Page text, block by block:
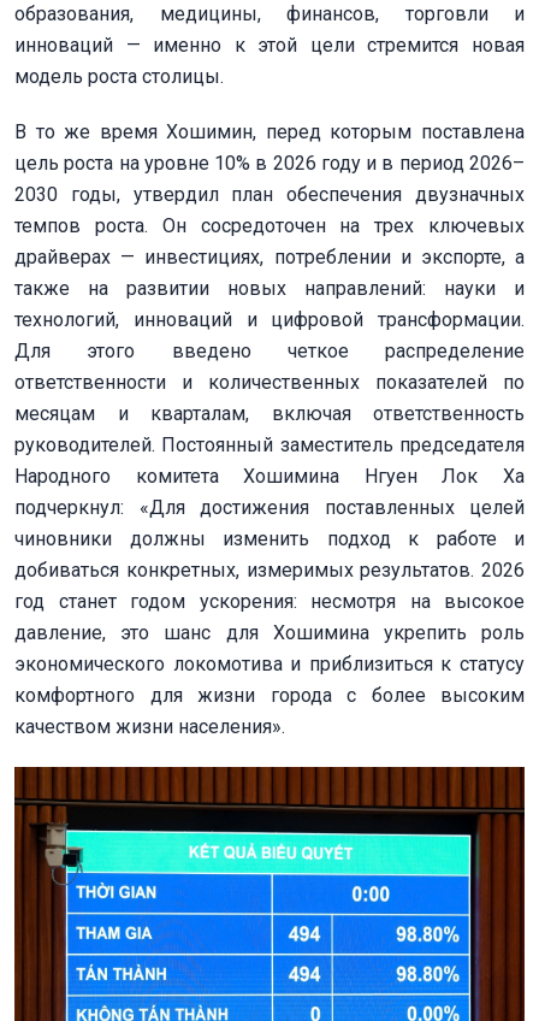
образования, медицины, финансов, торговли и
инноваций — именно к этой цели стремится новая
модель роста столицы.
В то же время Хошимин, перед которым поставлена
цель роста на уровне 10% в 2026 году и в период 2026–
2030 годы, утвердил план обеспечения двузначных
темпов роста. Он сосредоточен на трех ключевых
драйверах — инвестициях, потреблении и экспорте, а
также на развитии новых направлений: науки и
технологий, инноваций и цифровой трансформации.
Для этого введено четкое распределение
ответственности и количественных показателей по
месяцам и кварталам, включая ответственность
руководителей. Постоянный заместитель председателя
Народного комитета Хошимина Нгуен Лок Ха
подчеркнул: «Для достижения поставленных целей
чиновники должны изменить подход к работе и
добиваться конкретных, измеримых результатов. 2026
год станет годом ускорения: несмотря на высокое
давление, это шанс для Хошимина укрепить роль
экономического локомотива и приблизиться к статусу
комфортного для жизни города с более высоким
качеством жизни населения».